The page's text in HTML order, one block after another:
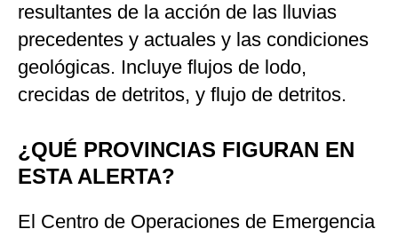
resultantes de la acción de las lluvias
precedentes y actuales y las condiciones
geológicas. Incluye flujos de lodo,
crecidas de detritos, y flujo de detritos.
¿QUÉ PROVINCIAS FIGURAN EN
ESTA ALERTA?
El Centro de Operaciones de Emergencia